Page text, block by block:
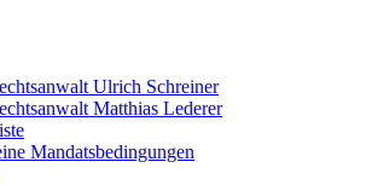
Ulrich Schreiner
Matthias Lederer
Mandatsbedingungen